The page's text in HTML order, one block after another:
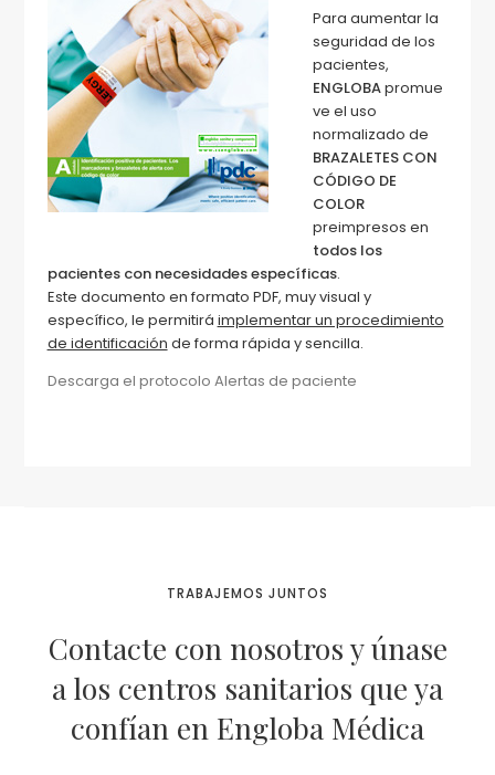
Para aumentar la
seguridad de los
pacientes,
ENGLOBApromue
ve el uso
normalizado de
BRAZALETES CON
CÓDIGO DE
COLOR
preimpresos en
todos los
pacientes con necesidades específicas.
Este documento en formato PDF, muy visual y
específico, le permitirá implementar un procedimiento
de identificación de forma rápida y sencilla.
Descarga el protocolo Alertas de paciente
TRABAJEMOS JUNTOS
Contacte con nosotros y únase
a los centros sanitarios que ya
confían en Engloba Médica